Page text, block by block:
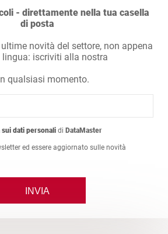
- direttamente nella tua casella
di posta
novità del settore, non appena
lingua: iscriviti alla nostra
qualsiasi momento.
dati personali di DataMaster
ed essere aggiornato sulle novità